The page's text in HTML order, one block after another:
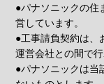
●パナソニックの住
営しています。
●工事請負契約は、
運営会社との間で行
●パナソニックは当